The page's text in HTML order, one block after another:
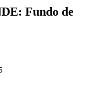
Fundo de